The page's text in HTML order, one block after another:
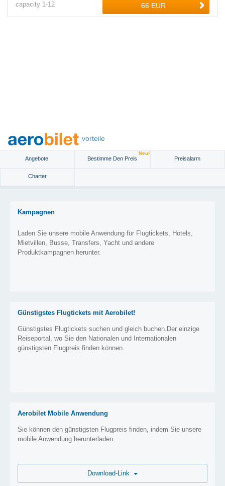
capacity 1-12
vorteile
Angebote Bestimme Den Preis
Neu!
Preisalarm
Charter
Kampagnen
Laden Sie unsere mobile Anwendung für Flugtickets, Hotels,
Mietvillen, Busse, Transfers, Yacht und andere
Produktkampagnen herunter.
Günstigstes Flugtickets mit Aerobilet!
Günstigstes Flugtickets suchen und gleich buchen.Der einzige
Reiseportal, wo Sie den Nationalen und Internationalen
günstigsten Flugpreis finden können.
Aerobilet Mobile Anwendung
Sie können den günstigsten Flugpreis finden, indem Sie unsere
mobile Anwendung herunterladen.